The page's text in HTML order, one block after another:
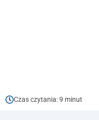
Czas czytania: 9 minut